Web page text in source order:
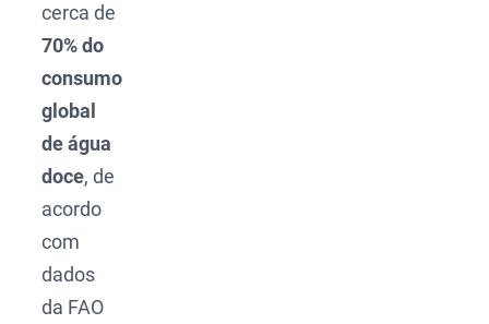
cerca de
70% do
consumo
global
de água
doce, de
acordo
com
dados
da FAO